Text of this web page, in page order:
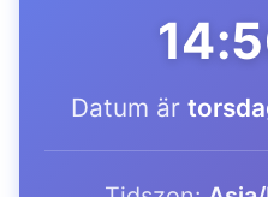
Datum är